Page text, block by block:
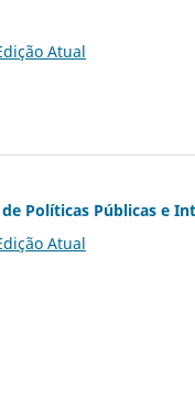
Atual
Políticas Públicas e
Atual